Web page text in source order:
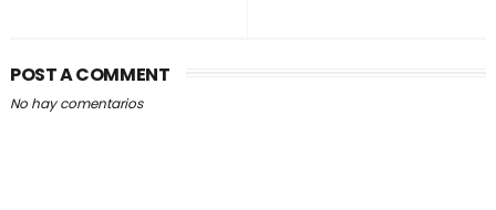
POST A COMMENT
No hay comentarios